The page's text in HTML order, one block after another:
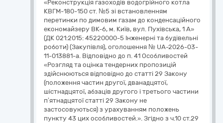
«Реконструкція газоходів водогрійного котла
КВГМ-180-150 ст. №5 зі встановленням
перетинки по димовим газам до конденсаційного
економайзеру ВК-6, м. Київ, вул. Пухівська, 1 А»
(ДК 021:2015: 45220000-5 Інженерні та будівельні
роботи) (Закупівля), оголошення № UA-2026-03-
11-013881-a. Відповідно до п. 41 Особливостей
«Розгляд та оцінка тендерних пропозицій
здійснюються відповідно до статті 29 Закону
(положення частин другої, дванадцятої,
шістнадцятої, абзаців другого і третього частини
п’ятнадцятої статті 29 Закону не
застосовуються) з урахуванням положень
пункту 43 цих особливостей.». Згідно з ч.10 ст.29